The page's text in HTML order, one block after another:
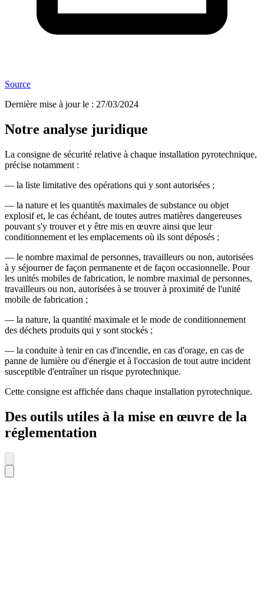
Source
Dernière mise à jour le : 27/03/2024
Notre analyse juridique
La consigne de sécurité relative à chaque installation pyrotechnique,
précise notamment :
― la liste limitative des opérations qui y sont autorisées ;
― la nature et les quantités maximales de substance ou objet
explosif et, le cas échéant, de toutes autres matières dangereuses
pouvant s'y trouver et y être mis en œuvre ainsi que leur
conditionnement et les emplacements où ils sont déposés ;
― le nombre maximal de personnes, travailleurs ou non, autorisées
à y séjourner de façon permanente et de façon occasionnelle. Pour
les unités mobiles de fabrication, le nombre maximal de personnes,
travailleurs ou non, autorisées à se trouver à proximité de l'unité
mobile de fabrication ;
― la nature, la quantité maximale et le mode de conditionnement
des déchets produits qui y sont stockés ;
― la conduite à tenir en cas d'incendie, en cas d'orage, en cas de
panne de lumière ou d'énergie et à l'occasion de tout autre incident
susceptible d'entraîner un risque pyrotechnique.
Cette consigne est affichée dans chaque installation pyrotechnique.
Des outils utiles à la mise en œuvre de la
réglementation